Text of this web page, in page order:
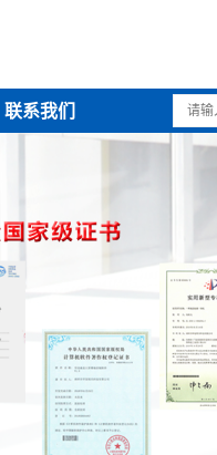
联系我们